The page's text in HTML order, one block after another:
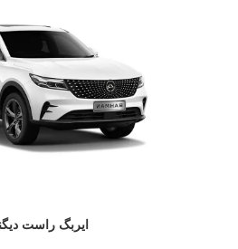
ایربگ راست